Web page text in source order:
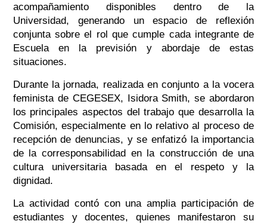
acompañamiento disponibles dentro de la
Universidad, generando un espacio de reflexión
conjunta sobre el rol que cumple cada integrante de
Escuela en la previsión y abordaje de estas
situaciones.
Durante la jornada, realizada en conjunto a la vocera
feminista de CEGESEX, Isidora Smith, se abordaron
los principales aspectos del trabajo que desarrolla la
Comisión, especialmente en lo relativo al proceso de
recepción de denuncias, y se enfatizó la importancia
de la corresponsabilidad en la construcción de una
cultura universitaria basada en el respeto y la
dignidad.
La actividad contó con una amplia participación de
estudiantes y docentes, quienes manifestaron su